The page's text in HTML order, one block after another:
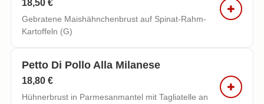
18,50 €
Gebratene Maishähnchenbrust auf Spinat-Rahm-
Kartoffeln (G)
Petto Di Pollo Alla Milanese
18,80 €
Hühnerbrust in Parmesanmantel mit Tagliatelle an